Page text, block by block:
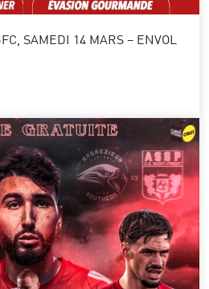
SAMEDI 14 MARS – ENVOL